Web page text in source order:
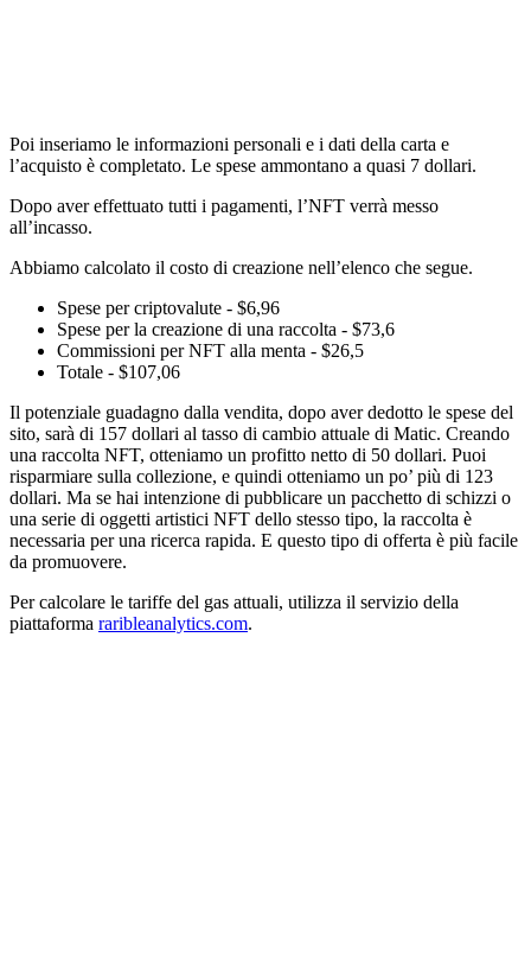
Poi inseriamo le informazioni personali e i dati della carta e
l’acquisto è completato. Le spese ammontano a quasi 7 dollari.
Dopo aver effettuato tutti i pagamenti, l’NFT verrà messo
all’incasso.
Abbiamo calcolato il costo di creazione nell’elenco che segue.
Spese per criptovalute - $6,96
Spese per la creazione di una raccolta - $73,6
Commissioni per NFT alla menta - $26,5
Totale - $107,06
Il potenziale guadagno dalla vendita, dopo aver dedotto le spese del
sito, sarà di 157 dollari al tasso di cambio attuale di Matic. Creando
una raccolta NFT, otteniamo un profitto netto di 50 dollari. Puoi
risparmiare sulla collezione, e quindi otteniamo un po’ più di 123
dollari. Ma se hai intenzione di pubblicare un pacchetto di schizzi o
una serie di oggetti artistici NFT dello stesso tipo, la raccolta è
necessaria per una ricerca rapida. E questo tipo di offerta è più facile
da promuovere.
Per calcolare le tariffe del gas attuali, utilizza il servizio della
piattaforma raribleanalytics.com.